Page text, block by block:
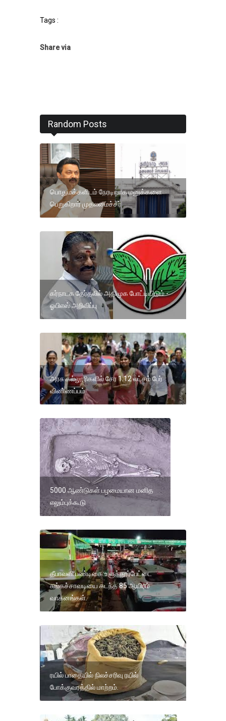
Tags :
Share via
Random Posts
பொதுமக்களிடம் நேரடியாக மனுக்களை
பெறுகிறார் முதலமைச்சர்
கர்நாடக தேர்தலில் அதிமுக போட்டியிடும் -
ஓபிஎஸ் அறிவிப்பு
அரசு கல்லூரிகளில் சேர 1.12 லட்சம் பேர்
விண்ணப்பம்
5000 ஆண்டுகள் பழமையான மனித
எலும்புக்கூடு
தீபாவளி பண்டிகை:உளுந்தூர்பேட்டை
சுங்கச்சாவடியை கடந்த 85 ஆயிரம்
வாகனங்கள்.
ரயில் பாதையில் நிலச்சரிவு ரயில்
போக்குவரத்தில் மாற்றம்.